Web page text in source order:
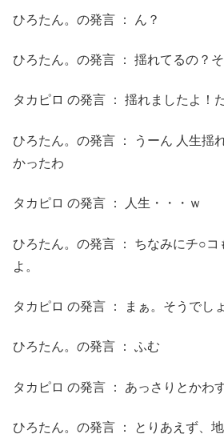
ひろたん。の発言 ： ん？
ひろたん。の発言 ： 揺れてるの？
タカピロ の発言 ： 揺れましたよ！
ひろたん。の発言 ： うーん 人生揺
かったわ
タカピロ の発言 ： 人生・・・ｗ
ひろたん。の発言 ： ちなみにチ○コ
よ。
タカピロ の発言 ： まぁ。そうでし
ひろたん。の発言 ： ふむ
タカピロ の発言 ： あっさりとかわ
ひろたん。の発言 ： とりあえず、